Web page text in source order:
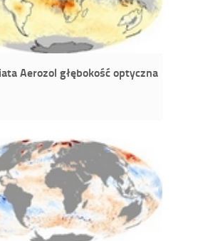
Aerozol głębokość optyczna